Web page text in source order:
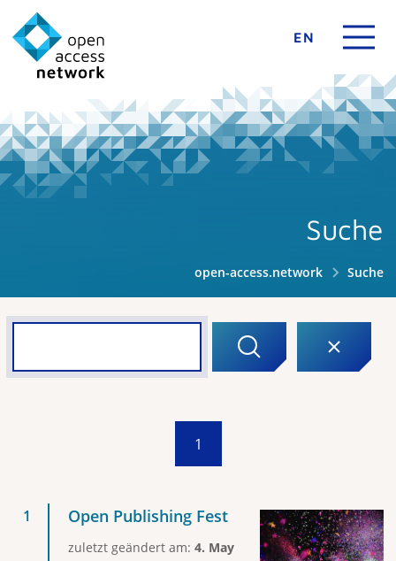
EN
Suche
open-access.network Suche
1
Open Publishing Fest
zuletzt geändert am: 4. May